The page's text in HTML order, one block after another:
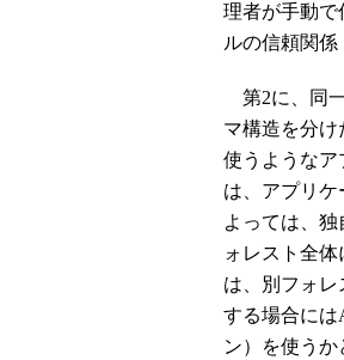
理者が手動で
ルの信頼関係
第2に、同
マ構造を分け
使うようなア
は、アプリ
よっては、
ォレスト全
は、別フォ
する場合には
ン）を使うか